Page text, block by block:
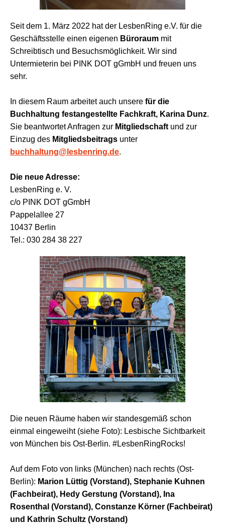
Seit dem 1. März 2022 hat der LesbenRing e.V. für die
Geschäftsstelle einen eigenen Büroraum mit
Schreibtisch und Besuchsmöglichkeit. Wir sind
Untermieterin bei PINK DOT gGmbH und freuen uns
sehr.
In diesem Raum arbeitet auch unsere für die
Buchhaltung festangestellte Fachkraft, Karina Dunz.
Sie beantwortet Anfragen zur Mitgliedschaft und zur
Einzug des Mitgliedsbeitrags unter
buchhaltung@lesbenring.de.
Die neue Adresse:
LesbenRing e. V.
c/o PINK DOT gGmbH
Pappelallee 27
10437 Berlin
Tel.: 030 284 38 227
Die neuen Räume haben wir standesgemäß schon
einmal eingeweiht (siehe Foto): Lesbische Sichtbarkeit
von München bis Ost-Berlin. #LesbenRingRocks!
Auf dem Foto von links (München) nach rechts (Ost-
Berlin): Marion Lüttig (Vorstand), Stephanie Kuhnen
(Fachbeirat), Hedy Gerstung (Vorstand), Ina
Rosenthal (Vorstand), Constanze Körner (Fachbeirat)
und Kathrin Schultz (Vorstand)